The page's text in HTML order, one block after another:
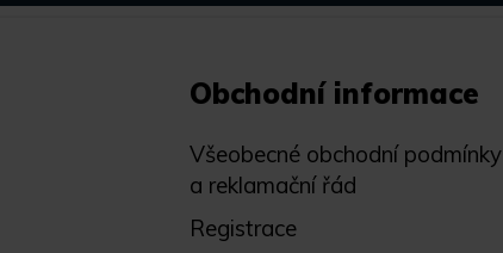
Obchodní informace
Všeobecné obchodní podmínky
a reklamační řád
Registrace